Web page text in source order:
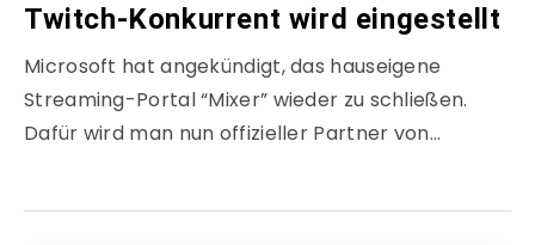
Twitch-Konkurrent wird eingestellt
Microsoft hat angekündigt, das hauseigene
Streaming-Portal “Mixer” wieder zu schließen.
Dafür wird man nun offizieller Partner von…